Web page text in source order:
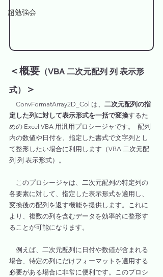
超勉強会
＜概要 （VBA 二次元配列 列 表示形
式） ＞
ConvFormatArray2D_Col は、 二次元配列の指
定した列に対して表示形式を一括で変換するた
めの Excel VBA 用汎用プロシージャです。  配列
内の数値や日付を、指定した書式で文字列とし
て整形したい場合に利用します（VBA 二次元配
列 列 表示形式）。
このプロシージャは、二次元配列の特定列の
各要素に対して、指定した表示形式を適用し、
変換後の配列を返す機能を提供します。これに
より、複数の列を含むデータを効率的に整形す
ることが可能になります。
例えば、二次元配列に日付や数値が含まれる
場合、特定の列にだけフォーマットを適用する
必要がある場合に非常に便利です。このプロシ